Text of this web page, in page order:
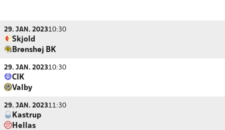
29. JAN. 202310:30
Skjold
Brønshøj BK
29. JAN. 202310:30
CIK
Valby
29. JAN. 202311:30
Kastrup
Hellas